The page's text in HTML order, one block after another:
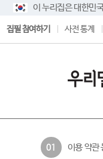
이 누리집은 대한민
집필 참여하기 사전 통계
01 이용 약관